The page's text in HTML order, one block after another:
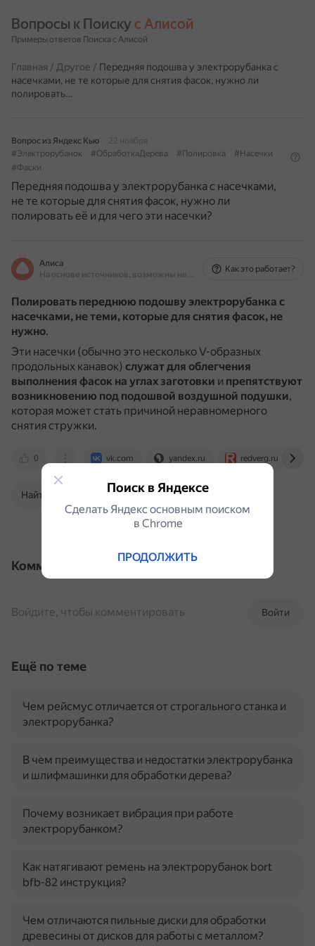
Вопросы к Поиску с Алисой
Примеры ответов Поиска с Алисой
Главная / Другое / Передняя подошва у электрорубанка с
насечками, не те которые для снятия фасок, нужно ли
полировать…
Вопрос из Яндекс Кью
22 ноября
#Электрорубанок
#ОбработкаДерева #Полировка
#Насечки
#Фаски
Передняя подошва у электрорубанка с насечками,
не те которые для снятия фасок, нужно ли
полировать её и для чего эти насечки?
Алиса
На основе источников, возможны неточности
Как это работает?
Полировать переднюю подошву электрорубанка с
насечками, не теми, которые для снятия фасок, не
нужно.
Эти насечки (обычно это несколько V-образных
продольных канавок) служат для облегчения
выполнения фасок на углах заготовки и препятствуют
возникновению под подошвой воздушной подушки,
которая может стать причиной неравномерного
снятия стружки.
0 vk.com yandex.ru redverg.ru
Найти в Поиске
Комментарии
Войти
Войдите, чтобы комментировать
Ещё по теме
Чем рейсмус отличается от строгального станка и
электрорубанка?
В чем преимущества и недостатки электрорубанка
и шлифмашинки для обработки дерева?
Почему возникает вибрация при работе
электрорубанком?
Как натягивают ремень на электрорубанок bort
bfb-82 инструкция?
Чем отличаются пильные диски для обработки
древесины от дисков для работы с металлом?
Поиск в Яндексе
Сделать Яндекс основным поиском
в Сhrome
ПРОДОЛЖИТЬ